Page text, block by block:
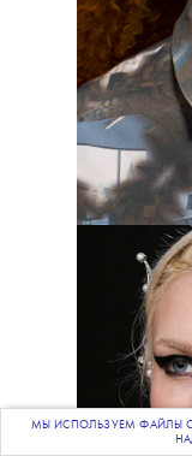
МЫ ИСПОЛЬЗУЕМ ФАЙЛЫ